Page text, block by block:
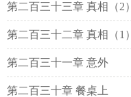
第二百三十三章 真相（2）
第二百三十二章 真相（1）
第二百三十一章 意外
第二百三十章 餐桌上